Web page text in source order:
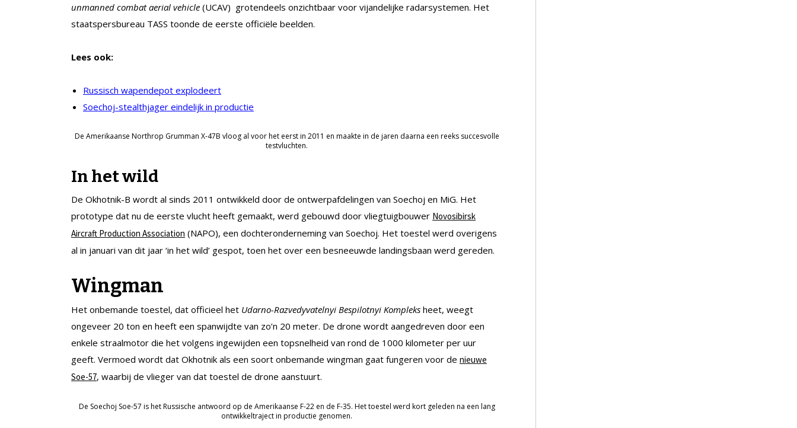
unmanned combat aerial vehicle (UCAV) grotendeels onzichtbaar voor vijandelijke radarsystemen. Het
staatspersbureau TASS toonde de eerste officiële beelden.
Lees ook:
Russisch wapendepot explodeert
Soechoj-stealthjager eindelijk in productie
De Amerikaanse Northrop Grumman X-47B vloog al voor het eerst in 2011 en maakte in de jaren daarna een reeks succesvolle
testvluchten.
In het wild
De Okhotnik-B wordt al sinds 2011 ontwikkeld door de ontwerpafdelingen van Soechoj en MiG. Het
prototype dat nu de eerste vlucht heeft gemaakt, werd gebouwd door vliegtuigbouwer Novosibirsk
Aircraft Production Association (NAPO), een dochteronderneming van Soechoj. Het toestel werd overigens
al in januari van dit jaar ‘in het wild’ gespot, toen het over een besneeuwde landingsbaan werd gereden.
Wingman
Het onbemande toestel, dat officieel het Udarno-Razvedyvatelnyi Bespilotnyi Kompleks heet, weegt
ongeveer 20 ton en heeft een spanwijdte van zo’n 20 meter. De drone wordt aangedreven door een
enkele straalmotor die het volgens ingewijden een topsnelheid van rond de 1000 kilometer per uur
geeft. Vermoed wordt dat Okhotnik als een soort onbemande wingman gaat fungeren voor de nieuwe
Soe-57, waarbij de vlieger van dat toestel de drone aanstuurt.
De Soechoj Soe-57 is het Russische antwoord op de Amerikaanse F-22 en de F-35. Het toestel werd kort geleden na een lang
ontwikkeltraject in productie genomen.